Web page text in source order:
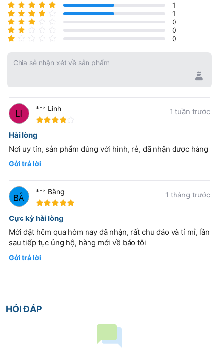
1
1
0
0
0
Chia sẻ nhận xét về sản phẩm
*** Linh 1 tuần trước
Hài lòng
Nơi uy tín, sản phẩm đúng với hình, rẻ, đã nhận được hàng
Gởi trả lời
*** Bằng
1 tháng trước
Cực kỳ hài lòng
Mới đặt hôm qua hôm nay đã nhận, rất chu đáo và tỉ mỉ, lần
sau tiếp tục ủng hộ, hàng mới về báo tôi
Gởi trả lời
HỎI ĐÁP